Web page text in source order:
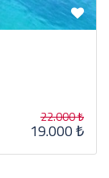
22.000 ₺
19.000 ₺